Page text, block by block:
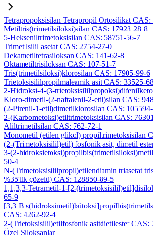
Tetrapropoksisilan Tetrapropil Ortosilikat CAS:
Metiltris(trimetilsiloksi)silan CAS: 17928-28-8
5-Hekseniltrimetoksisilan CAS: 58751-56-7
Trimetilsilil asetat CAS: 2754-27-0
Dekametiltetrasiloksan CAS: 141-62-8
Oktametiltrisiloksan CAS: 107-51-7
Tris(trimetilsiloksi)klorosilan CAS: 17905-99-6
Trietoksisililpropilmaleamik asit CAS: 33525-
2-Hidroksi-4-(3-
Kloro-dimetil-(2-naftalenil-2-etil)silan CAS:
(2-Pirenil-1-etil)dimetilklorosilan CAS:
2-(Karbometoksi)etiltrimetoksisilan CAS:
Aliltrimetilsilan CAS: 762-72-1
Monometil (etilen glikol) propiltrimetoksisilan
(2-(Trimetoksisilil)etil) fosfonik asit, dimetil
3-(2-
50-4
N-(Trimetoksisililpropil)etilendiamin triasetat
%35'lik çözelti) CAS: 128850-89-5
1,1,3,3-Tetrametil-1-[2-
65-9
[3,3-
CAS: 4262-92-4
2-(Trietoksisilil)etilfosfonik asitdietilester CAS:
Özel Siloksanlar